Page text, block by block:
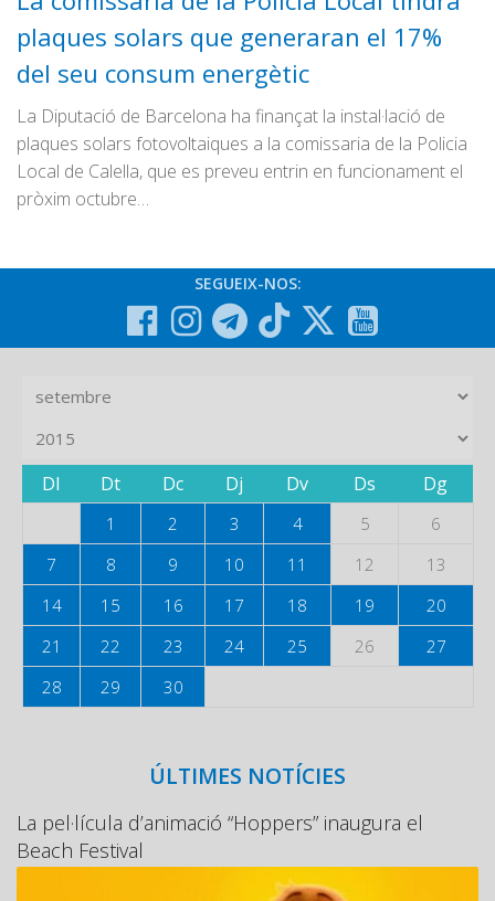
Publicitat
Contacte
plaques solars que generaran el 17%
del seu consum energètic
La Diputació de Barcelona ha finançat la instal·lació de
plaques solars fotovoltaiques a la comissaria de la Policia
Local de Calella, que es preveu entrin en funcionament el
pròxim octubre…
SEGUEIX-NOS:
Dl Dt Dc Dj Dv Ds Dg
1 2 3 4 5
6
7
8 9 10 11 12
13
14
15 16 17 18 19
20
21
22 23 24 25 26
27
28
29 30
ÚLTIMES NOTÍCIES
La pel·lícula d’animació “Hoppers” inaugura el
Beach Festival